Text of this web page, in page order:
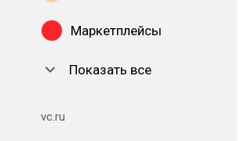
Маркетплейсы
Показать все
vc.ru